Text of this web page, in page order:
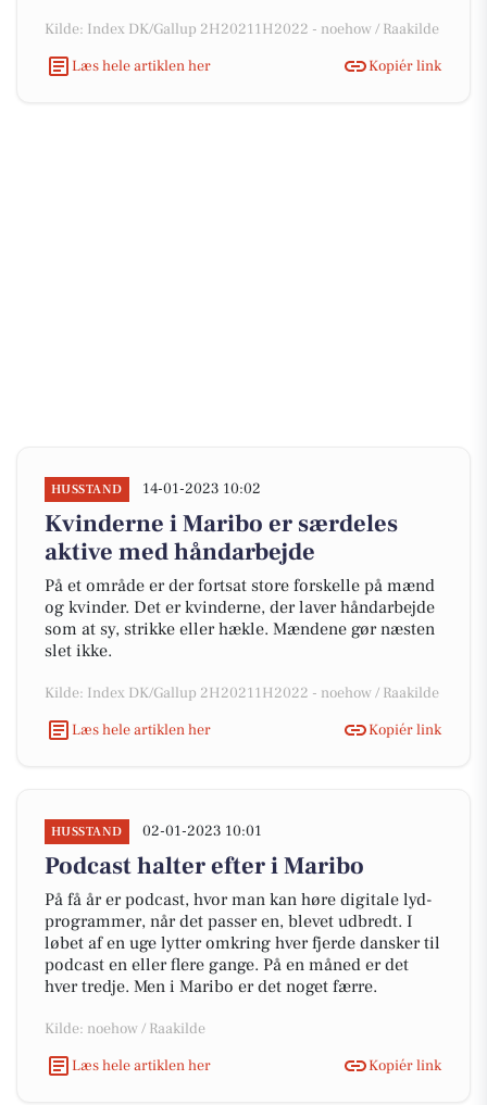
Kilde: Index DK/Gallup 2H20211H2022 - noehow / Raakilde
Læs hele artiklen her
Kopiér link
HUSSTAND 14-01-2023 10:02
Kvinderne i Maribo er særdeles
aktive med håndarbejde
På et område er der fortsat store forskelle på mænd
og kvinder. Det er kvinderne, der laver håndarbejde
som at sy, strikke eller hækle. Mændene gør næsten
slet ikke.
Kilde: Index DK/Gallup 2H20211H2022 - noehow / Raakilde
Læs hele artiklen her
Kopiér link
HUSSTAND 02-01-2023 10:01
Podcast halter efter i Maribo
På få år er podcast, hvor man kan høre digitale lyd-
programmer, når det passer en, blevet udbredt. I
løbet af en uge lytter omkring hver fjerde dansker til
podcast en eller flere gange. På en måned er det
hver tredje. Men i Maribo er det noget færre.
Kilde: noehow / Raakilde
Læs hele artiklen her
Kopiér link